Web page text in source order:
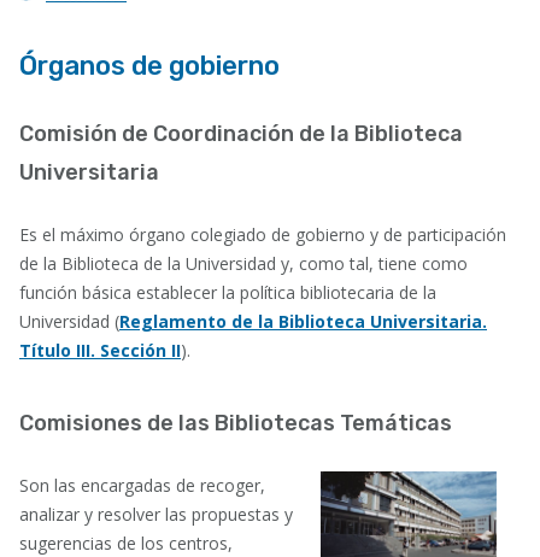
Órganos de gobierno
Comisión de Coordinación de la Biblioteca
Universitaria
Es el máximo órgano colegiado de gobierno y de participación
de la Biblioteca de la Universidad y, como tal, tiene como
función básica establecer la política bibliotecaria de la
Universidad (Reglamento de la Biblioteca Universitaria.
Título III. Sección II).
Comisiones de las Bibliotecas Temáticas
Son las encargadas de recoger,
analizar y resolver las propuestas y
sugerencias de los centros,